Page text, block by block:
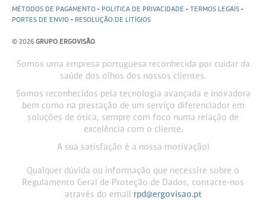
MÉTODOS DE PAGAMENTO - POLITICA DE PRIVACIDADE - TERMOS LEGAIS -
PORTES DE ENVIO - RESOLUÇÃO DE LITÍGIOS
© 2026 GRUPO ERGOVISÃO
Somos uma empresa portuguesa reconhecida por cuidar da
saúde dos olhos dos nossos clientes.
Somos reconhecidos pela tecnologia avançada e inovadora
bem como na prestação de um serviço diferenciador em
soluções de ótica, sempre com foco numa relação de
excelência com o cliente.
A sua satisfação é a nossa motivação!
Qualquer dúvida ou informação que necessite sobre o
Regulamento Geral de Proteção de Dados, contacte-nos
através do email
rpd@ergovisao.pt